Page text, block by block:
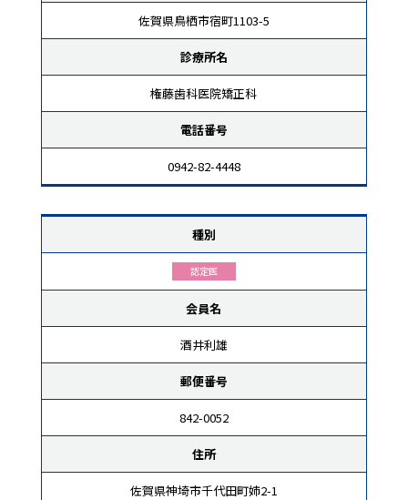
佐賀県鳥栖市宿町1103-5
診療所名
権藤歯科医院矯正科
電話番号
0942-82-4448
種別
認定医
会員名
酒井利雄
郵便番号
842-0052
住所
佐賀県神埼市千代田町姉2-1